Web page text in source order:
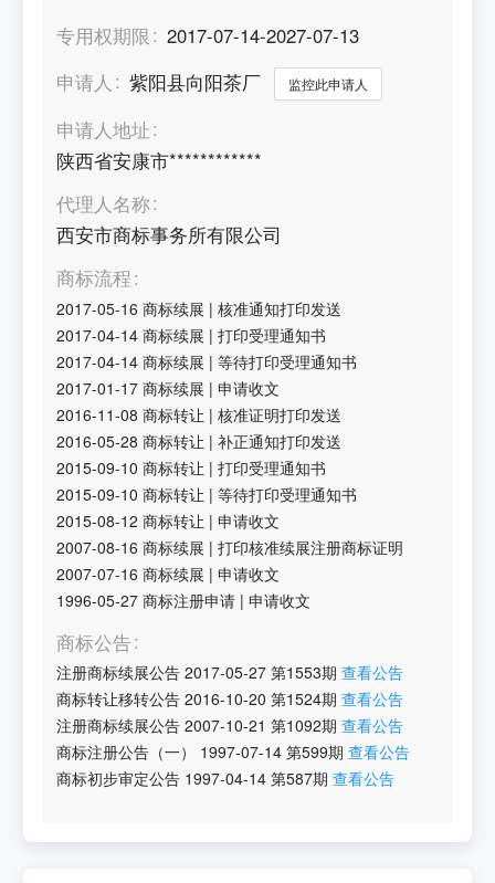
专用权期限
2017-07-14-2027-07-13
申请人
紫阳县向阳茶厂 监控此申请人
申请人地址
陕西省安康市************
代理人名称
西安市商标事务所有限公司
商标流程
2017-05-16 商标续展 |核准通知打印发送
2017-04-14 商标续展 |打印受理通知书
2017-04-14 商标续展 |等待打印受理通知书
2017-01-17 商标续展 |申请收文
2016-11-08 商标转让 |核准证明打印发送
2016-05-28 商标转让 |补正通知打印发送
2015-09-10 商标转让 |打印受理通知书
2015-09-10 商标转让 |等待打印受理通知书
2015-08-12 商标转让 |申请收文
2007-08-16 商标续展 |打印核准续展注册商标证明
2007-07-16 商标续展 |申请收文
1996-05-27 商标注册申请 |申请收文
商标公告
注册商标续展公告 2017-05-27 第1553期 查看公告
商标转让移转公告 2016-10-20 第1524期 查看公告
注册商标续展公告 2007-10-21 第1092期 查看公告
商标注册公告（一）
1997-07-14 第599期 查看公告
商标初步审定公告 1997-04-14 第587期 查看公告